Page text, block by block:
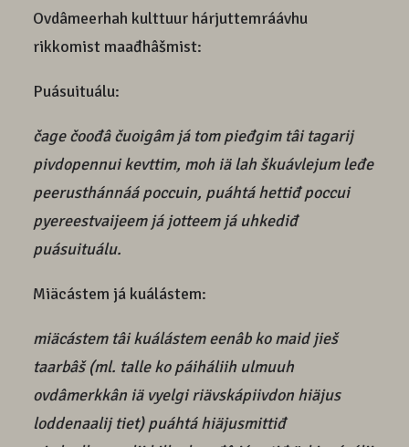
Ovdâmeerhah kulttuur hárjuttemráávhu
rikkomist maađhâšmist:
Puásuituálu:
čage čoođâ čuoigâm já tom pieđgim tâi tagarij
pivdopennui kevttim, moh iä lah škuávlejum leđe
peerusthánnáá poccuin, puáhtá hettiđ poccui
pyereestvaijeem já jotteem já uhkediđ
puásuituálu.
Miäcástem já kuálástem:
miäcástem tâi kuálástem eenâb ko maid jieš
taarbâš (ml. talle ko páiháliih ulmuuh
ovdâmerkkân iä vyelgi riävskápiivdon hiäjus
loddenaalij tiet) puáhtá hiäjusmittiđ